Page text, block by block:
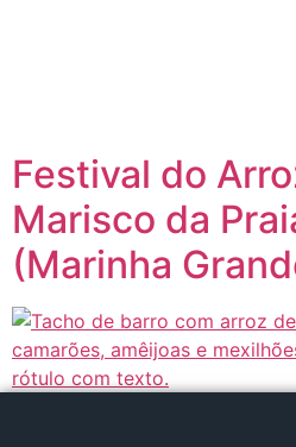
Festival do
Marisco da
(Marinha